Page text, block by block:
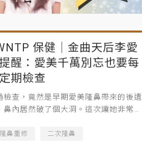
保健│金曲天后李愛
醒：愛美千萬別忘也要每
期檢查
檢查，竟然是早期愛美隆鼻帶來的後遺
鼻內居然破了個大洞。這次讓她非常緊
隆鼻重修 二次隆鼻